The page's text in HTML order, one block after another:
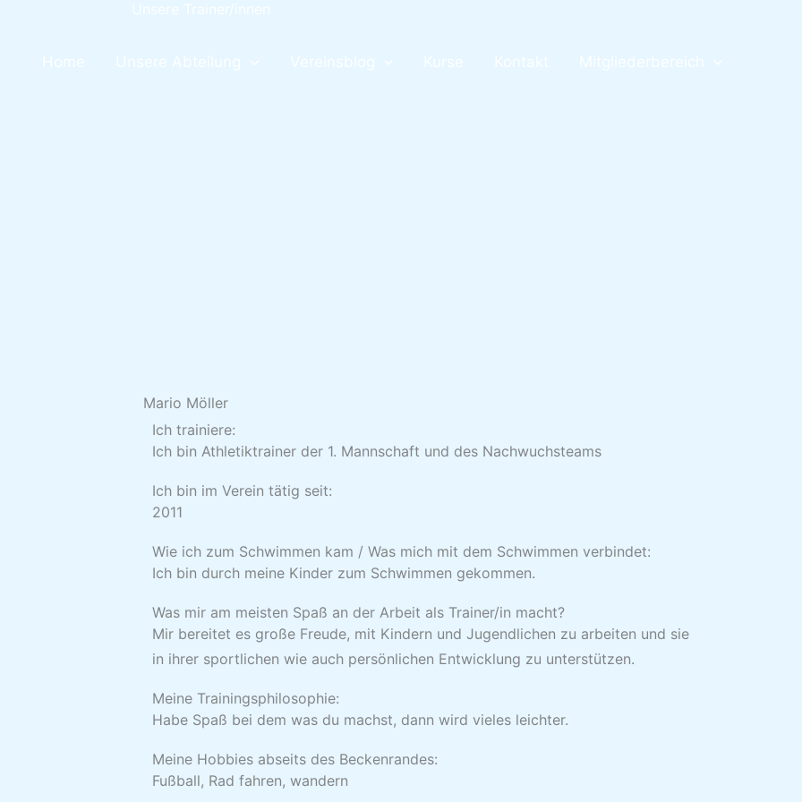
Home Unsere Abteilung Vereinsblog Kurse Kontakt Mitgliederbereich
Unsere Trainer/innen
Mario Möller
Ich trainiere:
Ich bin Athletiktrainer der 1. Mannschaft und des Nachwuchsteams
Ich bin im Verein tätig seit:
2011
Wie ich zum Schwimmen kam / Was mich mit dem Schwimmen verbindet:
Ich bin durch meine Kinder zum Schwimmen gekommen.
Was mir am meisten Spaß an der Arbeit als Trainer/in macht?
Mir bereitet es große Freude, mit Kindern und Jugendlichen zu arbeiten und sie
in ihrer sportlichen wie auch persönlichen Entwicklung zu unterstützen.
Meine Trainingsphilosophie:
Habe Spaß bei dem was du machst, dann wird vieles leichter.
Meine Hobbies abseits des Beckenrandes:
Fußball, Rad fahren, wandern